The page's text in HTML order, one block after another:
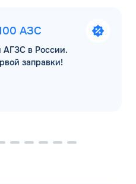
АЗС
АГЗС в России.
заправки!